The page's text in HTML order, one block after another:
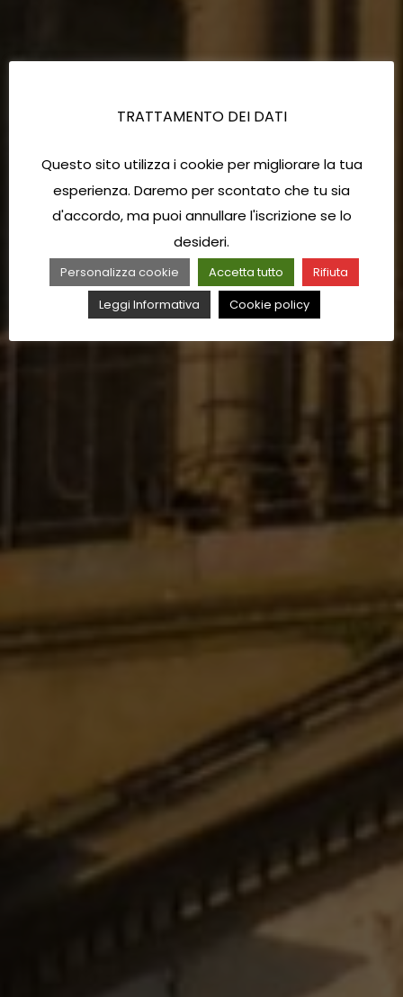
TRATTAMENTO DEI DATI
Questo sito utilizza i cookie per migliorare la tua
esperienza. Daremo per scontato che tu sia
d'accordo, ma puoi annullare l'iscrizione se lo
desideri.
Personalizza cookie Accetta tutto
Rifiuta
Leggi Informativa
Cookie policy